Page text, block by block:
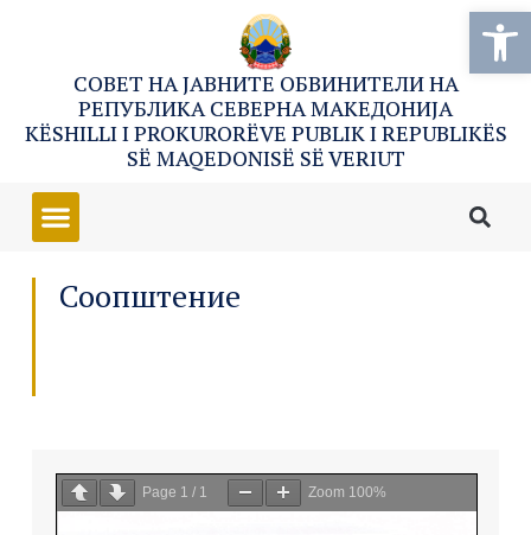
СОВЕТ НА ЈАВНИТЕ ОБВИНИТЕЛИ НА
РЕПУБЛИКА СЕВЕРНА МАКЕДОНИЈА
KËSHILLI I PROKURORËVE PUBLIK I REPUBLIKËS
SË MAQEDONISË SË VERIUT
Соопштение
Page 1 / 1 Zoom 100%